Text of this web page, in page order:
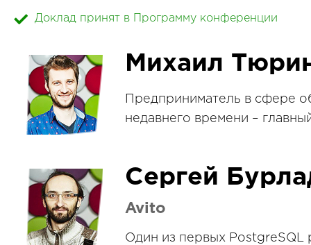
Доклад принят в Программу конференции
Михаил
Предприниматель в сфере
недавнего времени –
Сергей
Avito
Один из первых PostgreSQL